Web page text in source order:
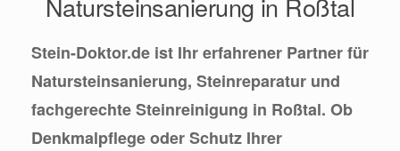
Natursteinsanierung in Roßtal
Stein-Doktor.de ist Ihr erfahrener Partner für
Natursteinsanierung, Steinreparatur und
fachgerechte Steinreinigung in Roßtal. Ob
Denkmalpflege oder Schutz Ihrer